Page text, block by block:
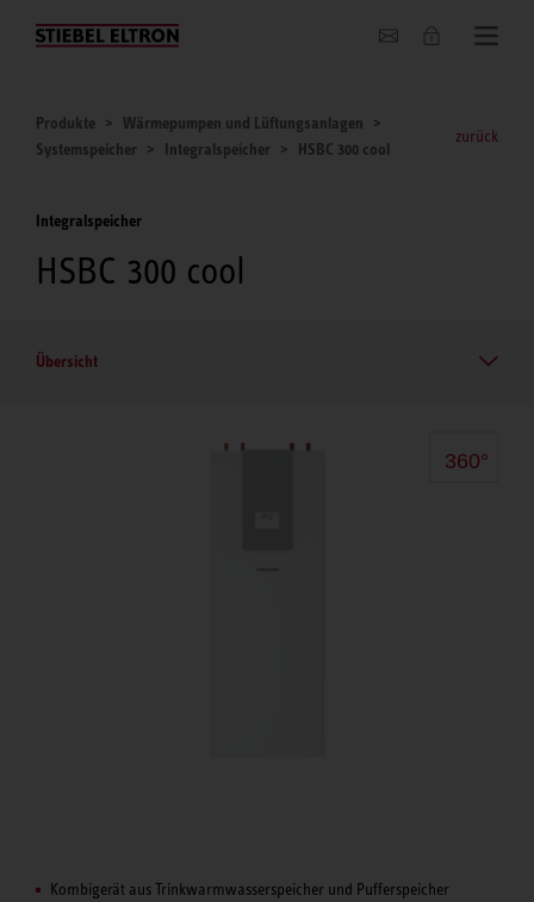
Unternehmen
Produkte
Wärmepumpen und Lüftungsanlagen
Systemspeicher
Integralspeicher HSBC 300 cool
zurück
Integralspeicher
HSBC 300 cool
Übersicht
360°
Kombigerät aus Trinkwarmwasserspeicher und Pufferspeicher